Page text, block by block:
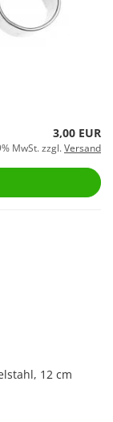
3,00 EUR
MwSt. zzgl.Versand
12 cm